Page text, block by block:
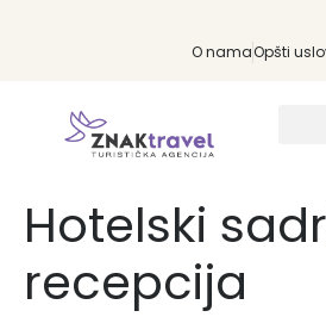
O namaOpšti
Hotelski
recepcija